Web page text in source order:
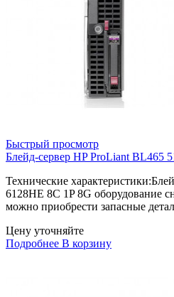
Быстрый просмотр
Блейд-сервер HP ProLiant BL465
Технические
6128HE 8C 1P 8G оборудование
можно приобрести запасные
Цену уточняйте
Подробнее В корзину